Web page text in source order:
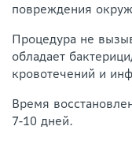
повреждения
Процедура не
обладает
кровотечений и
Время
7-10 дней.